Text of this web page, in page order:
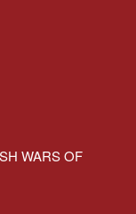
WARS OF